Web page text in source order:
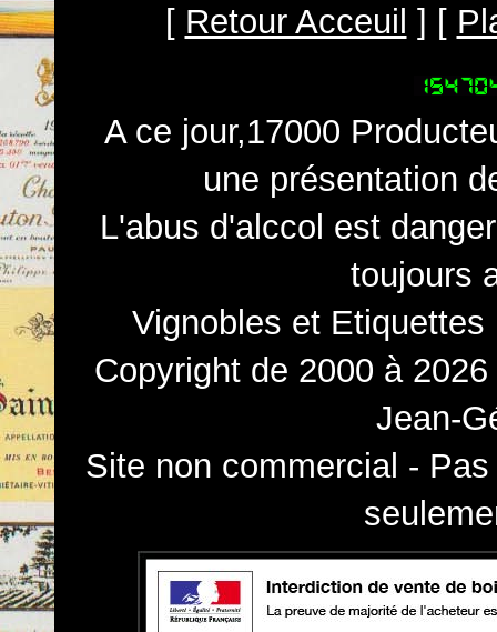
[ Retour Acceuil ] [
A ce jour,17000
une présentation
L'abus d'alccol est
toujours
Vignobles et
Copyright de 2000 à
Jean-
Site non commercial -